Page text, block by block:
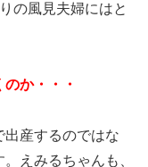
の風見夫婦にはと
か・・・
産するのではな
えみるちゃんも、